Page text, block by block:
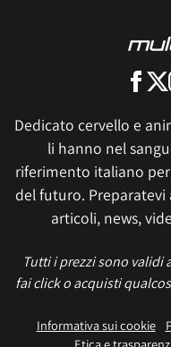
Dedicato cervello e
li hanno nel
riferimento italiano
del futuro. Preparatevi
articoli, news,
Tutti i prezzi sono validi
fai click o acquisti
Informativa sui cookie